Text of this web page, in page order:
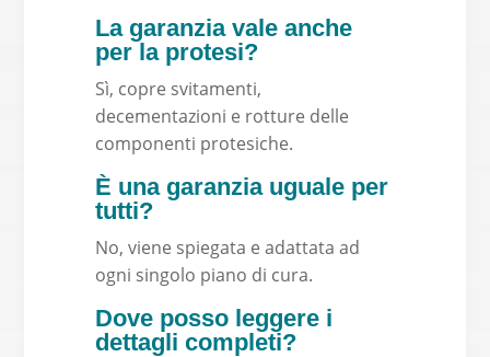
La garanzia vale anche
per la protesi?
Sì, copre svitamenti,
decementazioni e rotture delle
componenti protesiche.
È una garanzia uguale per
tutti?
No, viene spiegata e adattata ad
ogni singolo piano di cura.
Dove posso leggere i
dettagli completi?